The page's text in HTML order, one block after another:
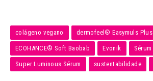
colágeno vegano dermofeel® Easymuls Plus
ECOHANCE® Soft Baobab Evonik Sérum
Super Luminous Sérum sustentabilidade